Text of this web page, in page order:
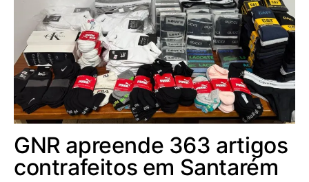
GNR apreende 363 artigos
contrafeitos em Santarém